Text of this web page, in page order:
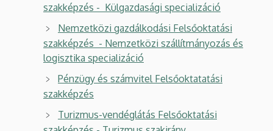
szakképzés - Külgazdasági specializáció
Nemzetközi gazdálkodási Felsőoktatási
szakképzés - Nemzetközi szállítmányozás és
logisztika specializáció
Pénzügy és számvitel Felsőoktatatási
szakképzés
Turizmus-vendéglátás Felsőoktatási